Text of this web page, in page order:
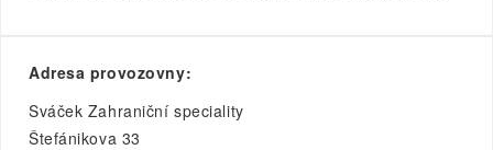
Adresa provozovny:
Sváček Zahraniční speciality
Štefánikova 33